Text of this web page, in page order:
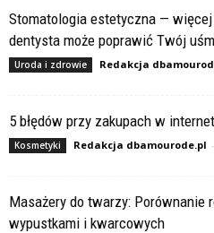
Stomatologia estetyczna —
dentysta może poprawić Twój
Uroda i zdrowie Redakcja
5 błędów przy zakupach w
Kosmetyki Redakcja dbamourode.pl -
Masażery do twarzy: Porównanie
wypustkami i kwarcowych